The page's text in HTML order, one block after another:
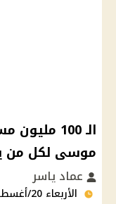
الـ 100
موسى لكل من
عماد ياسر
الأربعاء 20/أغسطس/2025 - 09:40 م